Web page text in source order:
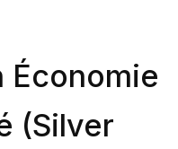
Économie
(Silver